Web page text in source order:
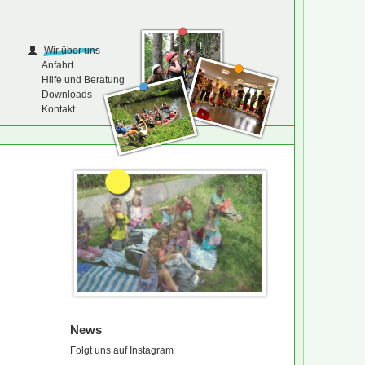
Wir über uns
Anfahrt
Hilfe und Beratung
Downloads
Kontakt
News
Folgt uns auf Instagram